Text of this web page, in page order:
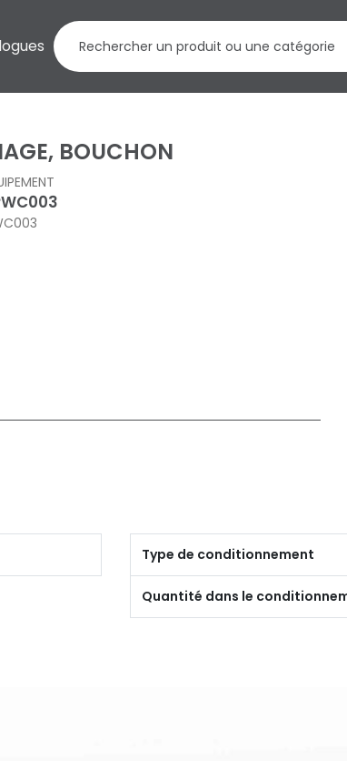
BOUCHON
Type de conditionnement
Quantité dans le